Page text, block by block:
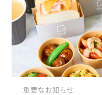
重要なお知らせ